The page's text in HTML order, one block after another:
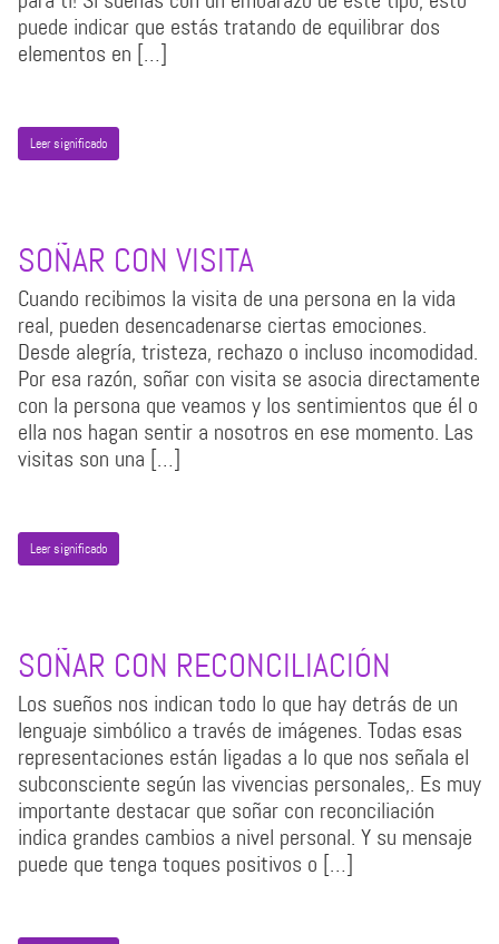
puede indicar que estás tratando de equilibrar dos
elementos en […]
Leer significado
SOÑAR CON VISITA
Cuando recibimos la visita de una persona en la vida
real, pueden desencadenarse ciertas emociones.
Desde alegría, tristeza, rechazo o incluso incomodidad.
Por esa razón, soñar con visita se asocia directamente
con la persona que veamos y los sentimientos que él o
ella nos hagan sentir a nosotros en ese momento. Las
visitas son una […]
Leer significado
SOÑAR CON RECONCILIACIÓN
Los sueños nos indican todo lo que hay detrás de un
lenguaje simbólico a través de imágenes. Todas esas
representaciones están ligadas a lo que nos señala el
subconsciente según las vivencias personales,. Es muy
importante destacar que soñar con reconciliación
indica grandes cambios a nivel personal. Y su mensaje
puede que tenga toques positivos o […]